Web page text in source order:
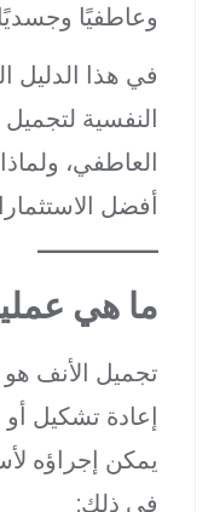
وعاطفيًا
في هذا الدليل
النفسية لتجميل
العاطفي،
أفضل
ما هي
تجميل الأنف
إعادة تشكيل أو
يمكن إجراؤه
في ذلك: